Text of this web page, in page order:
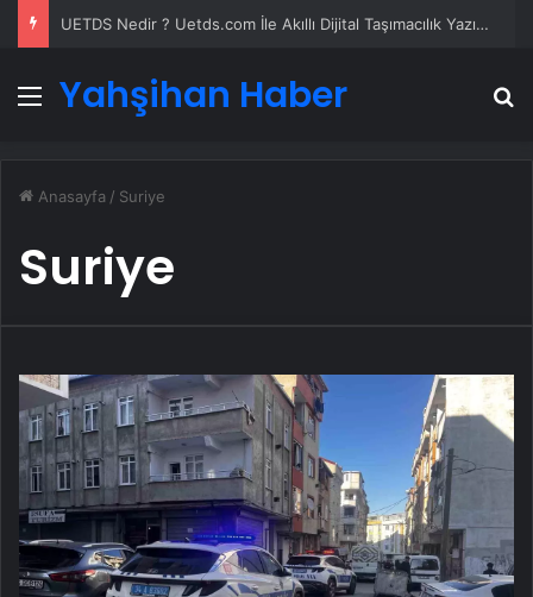
UETDS Nedir ? Uetds.com İle Akıllı Dijital Taşımacılık Yazılımı
Menü
Yahşihan Haber
Anasayfa / Suriye
Suriye